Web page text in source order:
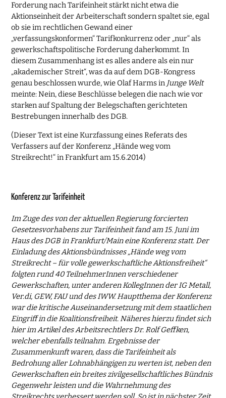
Forderung nach Tarifeinheit stärkt nicht etwa die
Aktionseinheit der Arbeiterschaft sondern spaltet sie, egal
ob sie im rechtlichen Gewand einer
„verfassungskonformen“ Tarifkonkurrenz oder „nur“ als
gewerkschaftspolitische Forderung daherkommt. In
diesem Zusammenhang ist es alles andere als ein nur
„akademischer Streit“, was da auf dem DGB-Kongress
genau beschlossen wurde, wie Olaf Harms in Junge Welt
meinte: Nein, diese Beschlüsse belegen die nach wie vor
starken auf Spaltung der Belegschaften gerichteten
Bestrebungen innerhalb des DGB.
(Dieser Text ist eine Kurzfassung eines Referats des
Verfassers auf der Konferenz „Hände weg vom
Streikrecht!“ in Frankfurt am 15.6.2014)
Konferenz zur Tarifeinheit
Im Zuge des von der aktuellen Regierung forcierten
Gesetzesvorhabens zur Tarifeinheit fand am 15. Juni im
Haus des DGB in Frankfurt/Main eine Konferenz statt. Der
Einladung des Aktionsbündnisses „Hände weg vom
Streikrecht – für volle gewerkschaftliche Aktionsfreiheit“
folgten rund 40 TeilnehmerInnen verschiedener
Gewerkschaften, unter anderen KollegInnen der IG Metall,
Ver.di, GEW, FAU und des IWW. Hauptthema der Konferenz
war die kritische Auseinandersetzung mit dem staatlichen
Eingriff in die Koalitionsfreiheit. Näheres hierzu findet sich
hier im Artikel des Arbeitsrechtlers Dr. Rolf Geffken,
welcher ebenfalls teilnahm. Ergebnisse der
Zusammenkunft waren, dass die Tarifeinheit als
Bedrohung aller Lohnabhängigen zu werten ist, neben den
Gewerkschaften ein breites zivilgesellschaftliches Bündnis
Gegenwehr leisten und die Wahrnehmung des